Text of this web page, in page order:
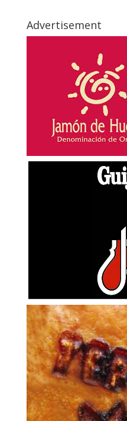
Advertisement